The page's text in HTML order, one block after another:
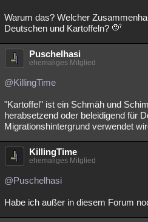
Warum das? Welcher
Deutschen und Kartoffeln?
Puschelhasi
ehemaliges Mitglied
@KillingTime
"Kartoffel" ist ein Schmäh und
herabsetzend oder beleidigend für
Migrationshintergrund verwendet
KillingTime
ehemaliges Mitglied
@Puschelhasi
Habe ich außer in diesem Forum